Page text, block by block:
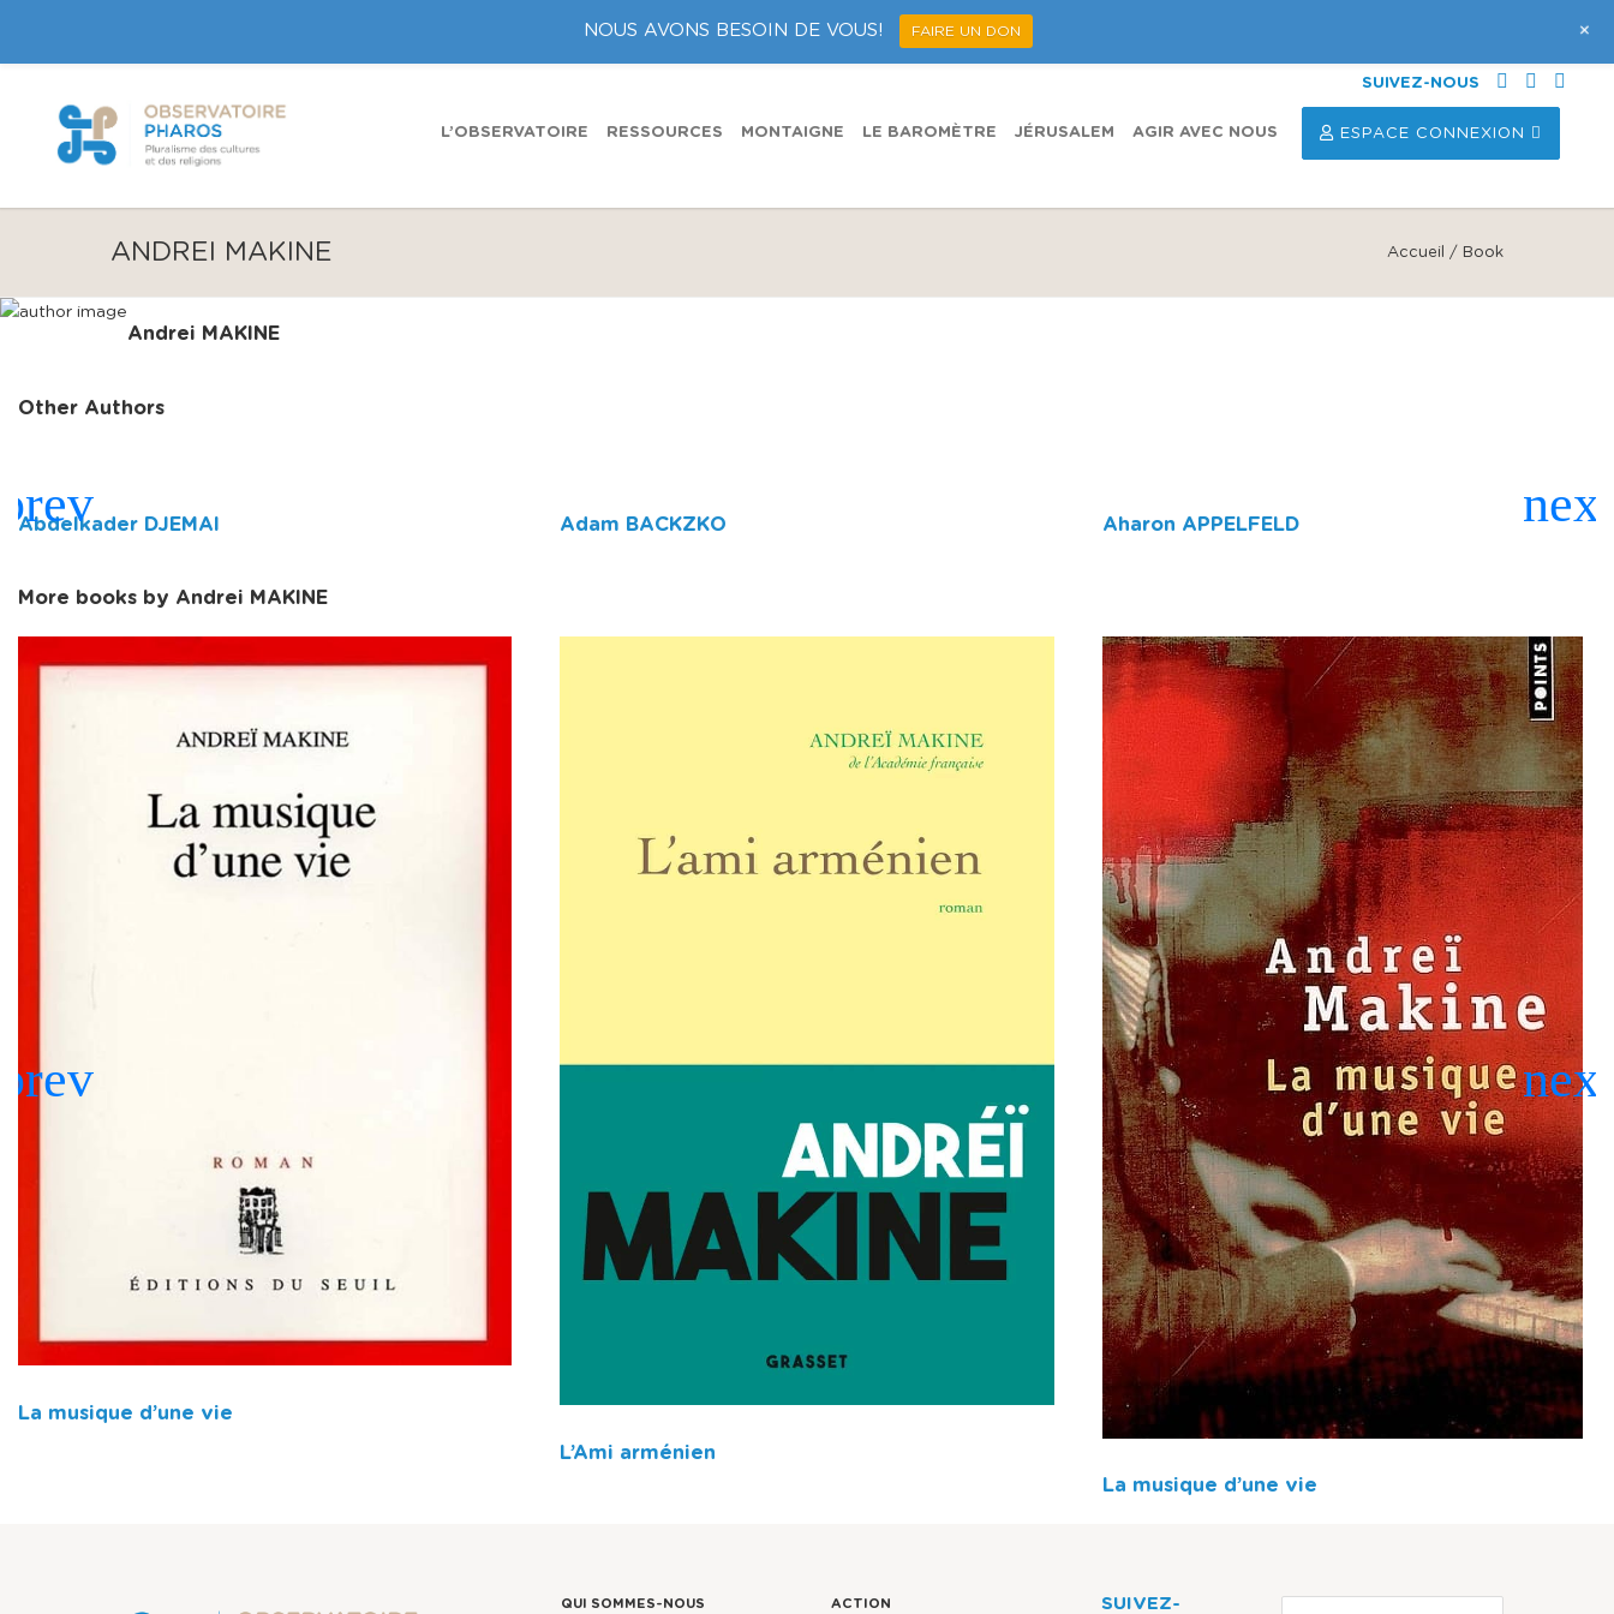
SUIVEZ-NOUS
ESPACE CONNEXION
L’OBSERVATOIRE RESSOURCES MONTAIGNE LE BAROMÈTRE JÉRUSALEM AGIR AVEC NOUS
ANDREI MAKINE Accueil / Book
Andrei MAKINE
Other Authors
Abdelkader DJEMAI Adam BACKZKO Aharon APPELFELD
More books by Andrei MAKINE
La musique d’une vie
L’Ami arménien
La musique d’une vie
QUI SOMMES-NOUS ACTION
SUIVEZ-
NOUS AVONS BESOIN DE VOUS! FAIRE UN DON +